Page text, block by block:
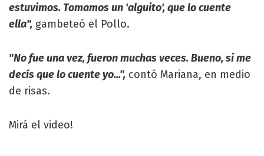
estuvimos. Tomamos un 'alguito', que lo cuente
ella", gambeteó el Pollo.
"No fue una vez, fueron muchas veces. Bueno, si me
decís que lo cuente yo...", contó Mariana, en medio
de risas.
Mirá el video!